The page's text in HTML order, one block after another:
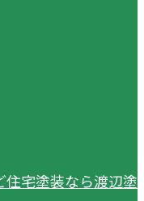
宅塗装なら渡辺塗